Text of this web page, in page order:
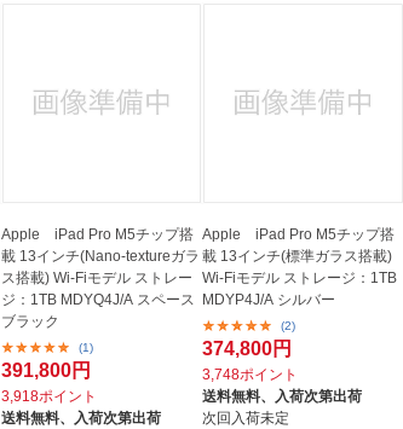
Apple iPad Pro M5チップ搭
載 13インチ(Nano-textureガラ
ス搭載) Wi-Fiモデル ストレー
ジ：1TB MDYQ4J/A スペース
ブラック
(1)
391,800円
3,918ポイント
送料無料、
入荷次第出荷
Apple iPad Pro M5チップ搭
載 13インチ(標準ガラス搭載)
Wi-Fiモデル ストレージ：1TB
MDYP4J/A シルバー
(2)
374,800円
3,748ポイント
送料無料、
入荷次第出荷
次回入荷未定